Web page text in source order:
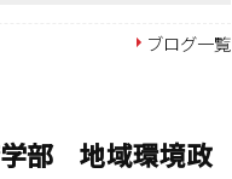
ブログ一覧
部 地域環境政